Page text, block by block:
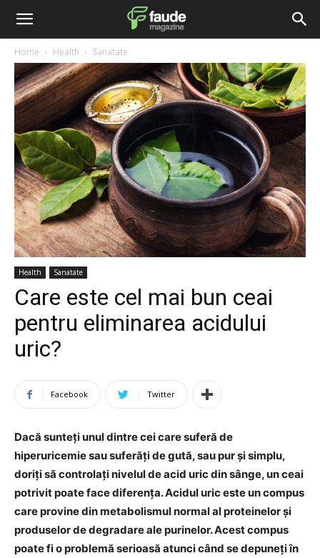
Home Health Sanatate
Health Sanatate
Care este cel mai bun ceai
pentru eliminarea acidului
uric?
Facebook Twitter
Dacă sunteți unul dintre cei care suferă de
hiperuricemie sau suferăți de gută, sau pur și simplu,
doriți să controlați nivelul de acid uric din sânge, un ceai
potrivit poate face diferența. Acidul uric este un compus
care provine din metabolismul normal al proteinelor și
produselor de degradare ale purinelor. Acest compus
poate fi o problemă serioasă atunci când se depuneți în